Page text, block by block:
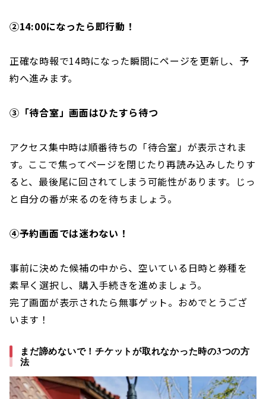
②14:00になったら即行動！
正確な時報で14時になった瞬間にページを更新し、予
約へ進みます。
③「待合室」画面はひたすら待つ
アクセス集中時は順番待ちの「待合室」が表示されま
す。ここで焦ってページを閉じたり再読み込みしたりす
ると、最後尾に回されてしまう可能性があります。じっ
と自分の番が来るのを待ちましょう。
④予約画面では迷わない！
事前に決めた候補の中から、空いている日時と券種を
素早く選択し、購入手続きを進めましょう。
完了画面が表示されたら無事ゲット。おめでとうござ
います！
まだ諦めないで！チケットが取れなかった時の3つの方
法